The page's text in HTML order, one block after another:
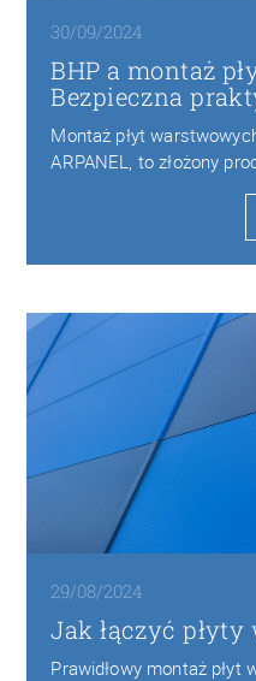
30/09/2024
BHP a montaż
Bezpieczna
Montaż płyt
ARPANEL, to złożony
wymaga precyzyjnego
29/08/2024
Jak łączyć
Prawidłowy montaż płyt